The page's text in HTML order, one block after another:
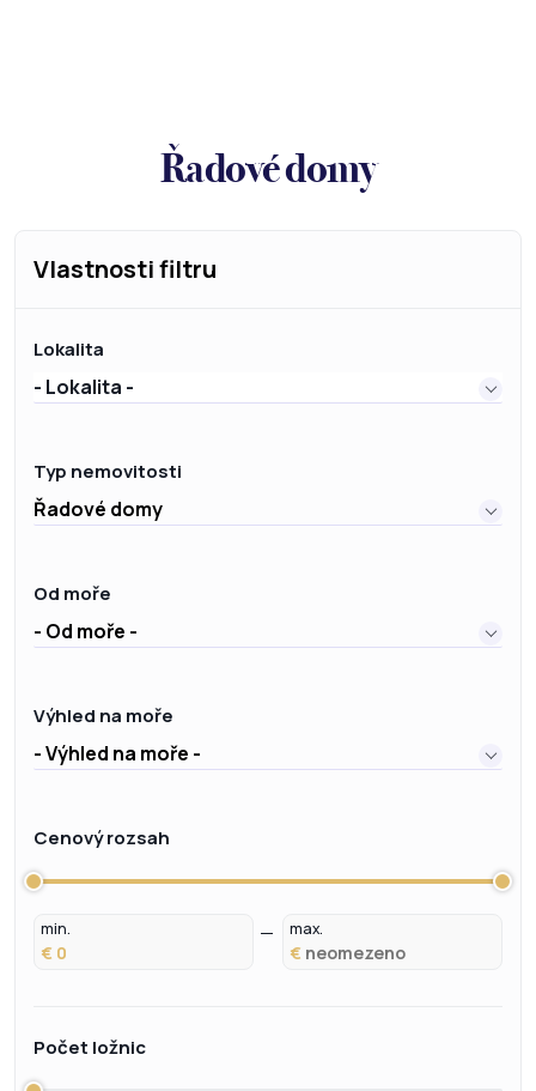
Řadové domy
Vlastnosti filtru
Lokalita
- Lokalita -
Typ nemovitosti
Řadové domy
Od moře
- Od moře -
Výhled na moře
- Výhled na moře -
Cenový rozsah
min.
€
max.
€
Počet ložnic